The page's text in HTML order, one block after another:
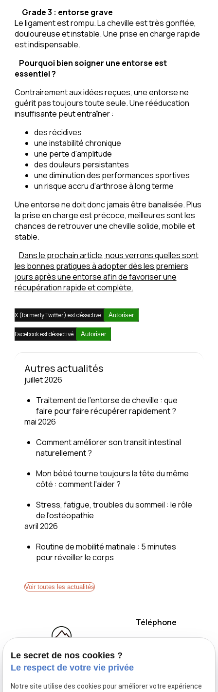
Grade 3 : entorse grave
Le ligament est rompu. La cheville est très gonflée,
douloureuse et instable. Une prise en charge rapide
est indispensable.
Pourquoi bien soigner une entorse est
essentiel ?
Contrairement aux idées reçues, une entorse ne
guérit pas toujours toute seule. Une rééducation
insuffisante peut entraîner :
des récidives
une instabilité chronique
une perte d'amplitude
des douleurs persistantes
une diminution des performances sportives
un risque accru d'arthrose à long terme
Une entorse ne doit donc jamais être banalisée. Plus
la prise en charge est précoce, meilleures sont les
chances de retrouver une cheville solide, mobile et
stable.
Dans le prochain article, nous verrons quelles sont
les bonnes pratiques à adopter dès les premiers
jours après une entorse afin de favoriser une
récupération rapide et complète.
X (formerly Twitter) est désactivé. Autoriser
Facebook est désactivé. Autoriser
Autres actualités
juillet 2026
Traitement de l'entorse de cheville : que
faire pour faire récupérer rapidement ?
mai 2026
Comment améliorer son transit intestinal
naturellement ?
Mon bébé tourne toujours la tête du même
côté : comment l'aider ?
Stress, fatigue, troubles du sommeil : le rôle
de l'ostéopathie
avril 2026
Routine de mobilité matinale : 5 minutes
pour réveiller le corps
Voir toutes les actualités
AxisOstéo : votre cabinet
Téléphone
05 82 95 87 22
Le secret de nos cookies ?
Le respect de votre vie privée
Notre site utilise des cookies pour améliorer votre expérience